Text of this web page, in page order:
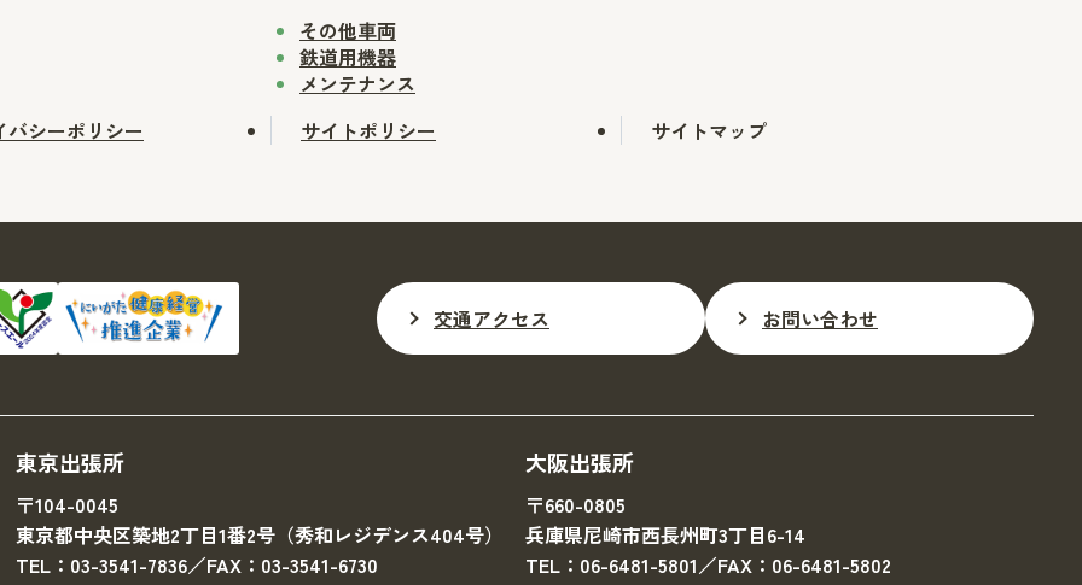
その他車両
鉄道用機器
メンテナンス
バシーポリシー サイトポリシー サイトマップ
交通アクセス お問い合わせ
東京出張所
〒104-0045
東京都中央区築地2丁目1番2号（秀和レジデンス404号）
TEL：03-3541-7836／FAX：03-3541-6730
大阪出張所
〒660-0805
兵庫県尼崎市西長州町3丁目6-14
TEL：06-6481-5801／FAX：06-6481-5802